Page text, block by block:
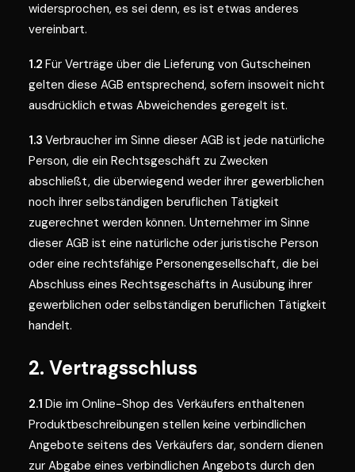
widersprochen, es sei denn, es ist etwas anderes
vereinbart.
1.2 Für Verträge über die Lieferung von Gutscheinen
gelten diese AGB entsprechend, sofern insoweit nicht
ausdrücklich etwas Abweichendes geregelt ist.
1.3 Verbraucher im Sinne dieser AGB ist jede natürliche
Person, die ein Rechtsgeschäft zu Zwecken
abschließt, die überwiegend weder ihrer gewerblichen
noch ihrer selbständigen beruflichen Tätigkeit
zugerechnet werden können. Unternehmer im Sinne
dieser AGB ist eine natürliche oder juristische Person
oder eine rechtsfähige Personengesellschaft, die bei
Abschluss eines Rechtsgeschäfts in Ausübung ihrer
gewerblichen oder selbständigen beruflichen Tätigkeit
handelt.
2. Vertragsschluss
2.1 Die im Online-Shop des Verkäufers enthaltenen
Produktbeschreibungen stellen keine verbindlichen
Angebote seitens des Verkäufers dar, sondern dienen
zur Abgabe eines verbindlichen Angebots durch den